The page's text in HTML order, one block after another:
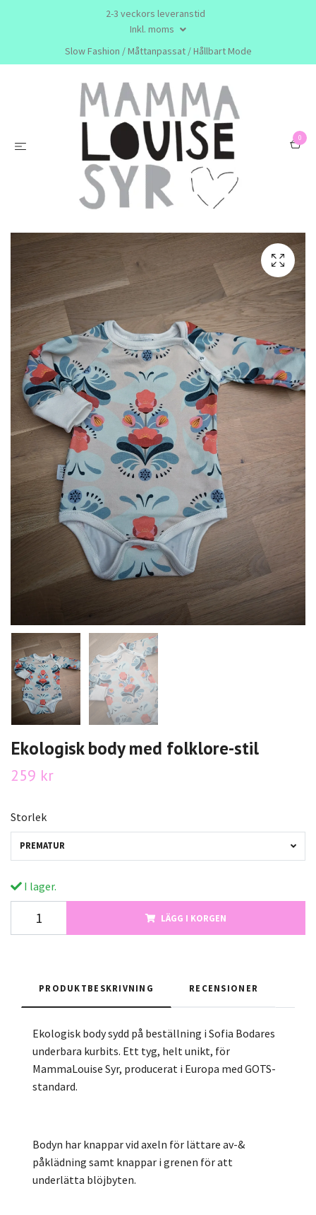
2-3 veckors leveranstid
Inkl. moms
Slow Fashion / Måttanpassat / Hållbart Mode
0
Ekologisk body med folklore-stil
259 kr
Storlek
PREMATUR
I lager.
LÄGG I KORGEN
PRODUKTBESKRIVNING RECENSIONER
Ekologisk body sydd på beställning i Sofia Bodares
underbara kurbits. Ett tyg, helt unikt, för
MammaLouise Syr, producerat i Europa med GOTS-
standard.
Bodyn har knappar vid axeln för lättare av-&
påklädning samt knappar i grenen för att
underlätta blöjbyten.